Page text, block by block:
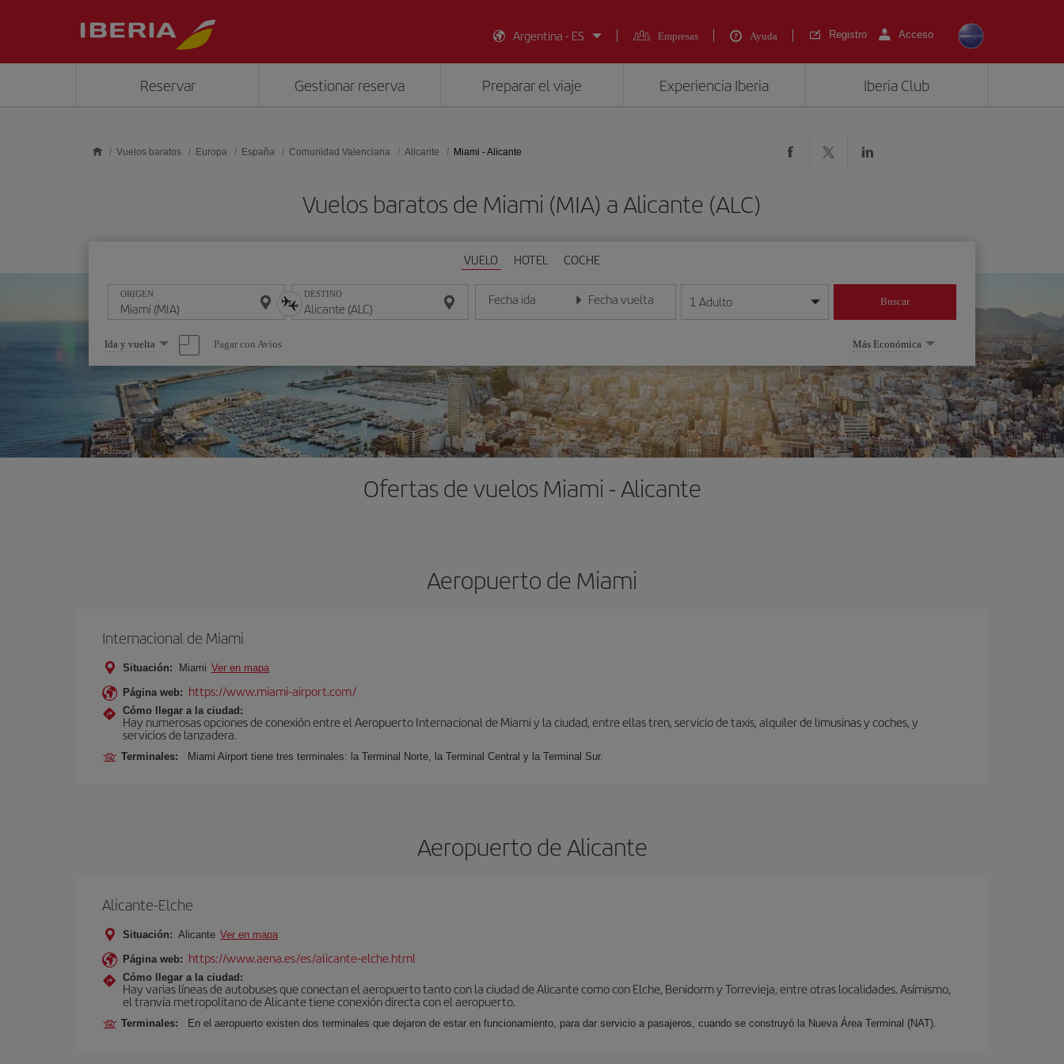
Argentina - ES
Empresas Ayuda Registro Acceso
Reservar Gestionar reserva Preparar el viaje Experiencia Iberia Iberia Club
Vuelos baratos Europa España Comunidad Valenciana Alicante Miami - Alicante
Vuelos baratos de Miami (MIA) a Alicante (ALC)
VUELO HOTEL COCHE
ORIGEN DESTINO Fecha ida
Introduce la fecha en formato día/mes/año
Fecha vuelta
Introduce la fecha en formato día/mes/año
1 Adulto Buscar
Seleccione
una
opción
Ida y vuelta Pagar con Avios Más Económica
Ofertas de vuelos Miami - Alicante
Aeropuerto de Miami
Internacional de Miami
Situación: Miami Ver en mapa
Página web: https://www.miami-airport.com/
Cómo llegar a la ciudad:
Hay numerosas opciones de conexión entre el Aeropuerto Internacional de Miami y la ciudad, entre ellas tren, servicio de taxis, alquiler de limusinas y coches, y
servicios de lanzadera.
Terminales: Miami Airport tiene tres terminales: la Terminal Norte, la Terminal Central y la Terminal Sur.
Aeropuerto de Alicante
Alicante-Elche
Situación: Alicante Ver en mapa
Página web: https://www.aena.es/es/alicante-elche.html
Cómo llegar a la ciudad:
Hay varias líneas de autobuses que conectan el aeropuerto tanto con la ciudad de Alicante como con Elche, Benidorm y Torrevieja, entre otras localidades. Asímismo,
el tranvía metropolitano de Alicante tiene conexión directa con el aeropuerto.
Terminales: En el aeropuerto existen dos terminales que dejaron de estar en funcionamiento, para dar servicio a pasajeros, cuando se construyó la Nueva Área Terminal (NAT).